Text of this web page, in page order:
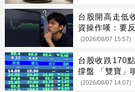
台股開高走低
資操作嘆：要
(2026/08/07 15:57)
台股收跌170
撐盤 「雙寶」
(2026/08/07 14:07)